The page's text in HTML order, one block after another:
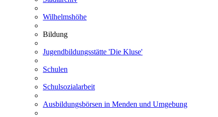
Wilhelmshöhe
Bildung
Jugendbildungsstätte 'Die Kluse'
Schulen
Schulsozialarbeit
Ausbildungsbörsen in Menden und Umgebung